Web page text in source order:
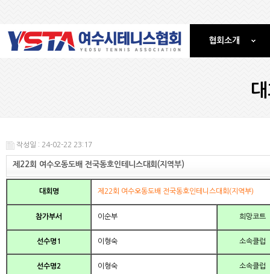
협회소개
작성일 : 24-02-22 23:17
제22회 여수오동도배 전국동호인테니스대회(지역부)
대회명 제22회 여수오동도배 전국동호인테니스대회(지역부)
참가부서 이순부 희망코트
선수명1 이형숙 소속클럽
선수명2 이형숙 소속클럽